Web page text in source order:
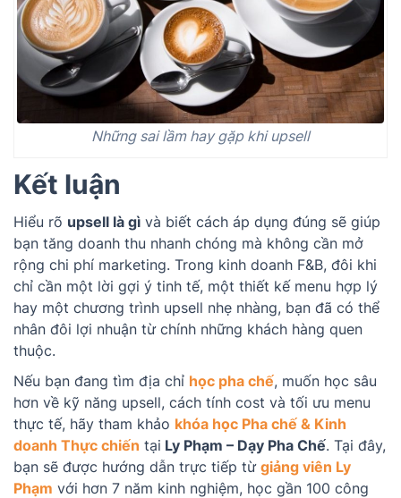
Những sai lầm hay gặp khi upsell
Kết luận
Hiểu rõ upsell là gì và biết cách áp dụng đúng sẽ giúp
bạn tăng doanh thu nhanh chóng mà không cần mở
rộng chi phí marketing. Trong kinh doanh F&B, đôi khi
chỉ cần một lời gợi ý tinh tế, một thiết kế menu hợp lý
hay một chương trình upsell nhẹ nhàng, bạn đã có thể
nhân đôi lợi nhuận từ chính những khách hàng quen
thuộc.
Nếu bạn đang tìm địa chỉ học pha chế, muốn học sâu
hơn về kỹ năng upsell, cách tính cost và tối ưu menu
thực tế, hãy tham khảo khóa học Pha chế & Kinh
doanh Thực chiến tại Ly Phạm – Dạy Pha Chế. Tại đây,
bạn sẽ được hướng dẫn trực tiếp từ giảng viên Ly
Phạm với hơn 7 năm kinh nghiệm, học gần 100 công